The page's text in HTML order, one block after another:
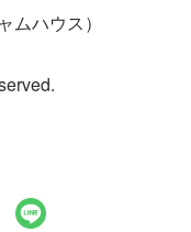
ハウス）